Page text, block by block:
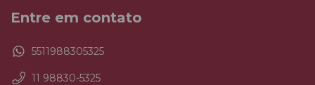
Entre em contato
5511988305325
11 98830-5325